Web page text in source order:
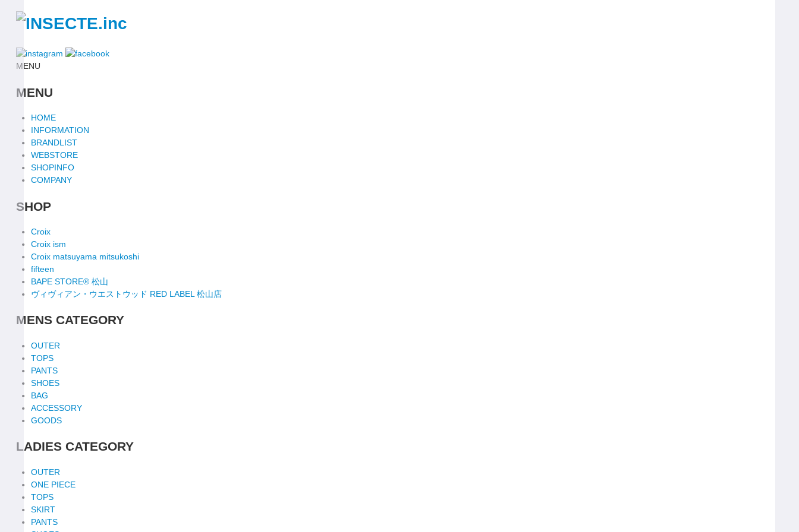
MENU
MENU
HOME
INFORMATION
BRANDLIST
WEBSTORE
SHOPINFO
COMPANY
SHOP
Croix
Croix ism
Croix matsuyama mitsukoshi
fifteen
BAPE STORE® 松山
ヴィヴィアン・ウエストウッド RED LABEL 松山店
MENS CATEGORY
OUTER
TOPS
PANTS
SHOES
BAG
ACCESSORY
GOODS
LADIES CATEGORY
OUTER
ONE PIECE
TOPS
SKIRT
PANTS